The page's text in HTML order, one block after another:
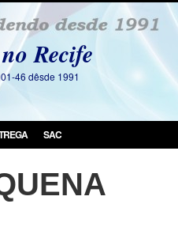
Recife
46 dêsde 1991
SAC